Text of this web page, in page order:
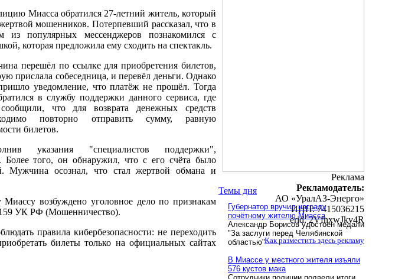
Миасса обратился 27-летний житель, который
мошенников. Потерпевший рассказал, что в
из популярных мессенджеров познакомился с
которая предложила ему сходить на спектакль.
перешёл по ссылке для приобретения билетов,
прислала собеседница, и перевёл деньги. Однако
уведомление, что платёж не прошёл. Тогда
в службу поддержки данного сервиса, где
что для возврата денежных средств
повторно отправить сумму, равную
билетов.
указания "специалистов поддержки",
того, он обнаружил, что с его счёта было
Мужчина осознал, что стал жертвой обмана и
возбуждено уголовное дело по признакам
159 УК РФ (Мошенничество).
правила кибербезопасности: не переходить
билеты только на официальных сайтах
Реклама
Рекламодатель:
АО «УралАЗ-Энерго»
ИНН: 7415036215
erid: 2VfnxwJkv4R
Как разместить здесь рекламу
Темы дня
Губернатор вручил награду
почётному жителю Миасса
Александр Борисов удостоен медали
"За заслуги перед Челябинской
областью"
В Миассе у местного жителя изъяли
576 кустов мака